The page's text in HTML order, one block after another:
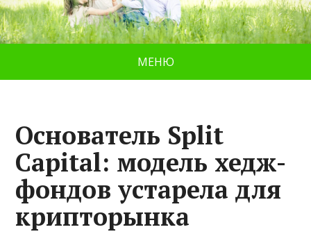
МЕНЮ
Основатель Split
Capital: модель хедж-
фондов устарела для
крипторынка